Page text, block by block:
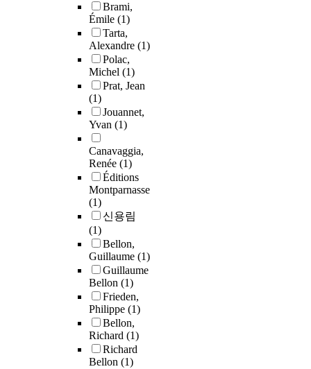
Brami,
Émile (1)
Tarta,
Alexandre (1)
Polac,
Michel (1)
Prat, Jean
(1)
Jouannet,
Yvan (1)
Canavaggia,
Renée (1)
Éditions
Montparnasse
(1)
신용림
(1)
Bellon,
Guillaume (1)
Guillaume
Bellon (1)
Frieden,
Philippe (1)
Bellon,
Richard (1)
Richard
Bellon (1)